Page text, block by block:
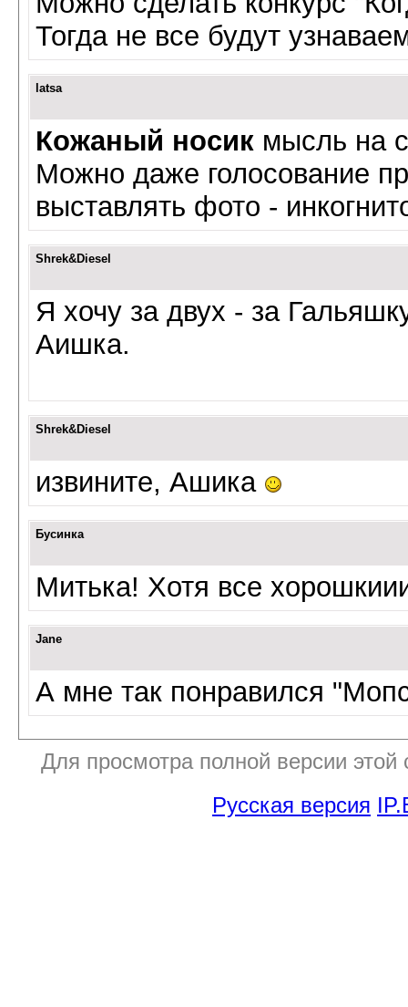
Тогда не все будут
latsa
Кожаный носик мысль на
Можно даже голосование
выставлять фото -
Shrek&Diesel
Я хочу за двух - за
Аишка.
Shrek&Diesel
извините, Ашика
Бусинка
Митька! Хотя все
Jane
А мне так понравился
Для просмотра полной версии
Русская версия